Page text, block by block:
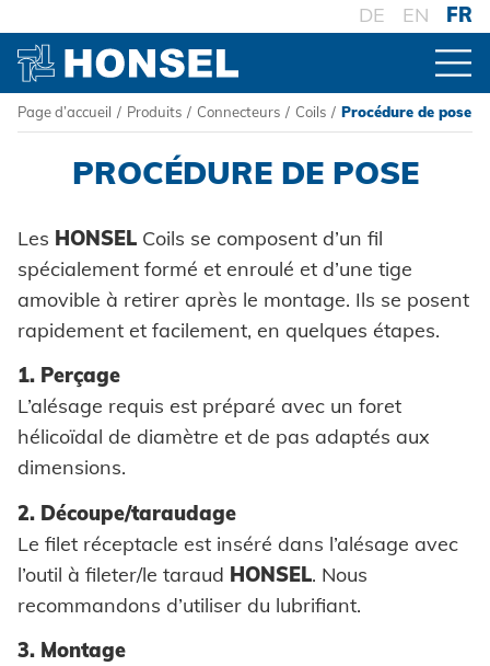
DE EN FR
PRODUITS
CONNECTEURS
Rivets aveugles
Goujons a sertir en aveugle
Pièces auto-sertissables
Pièces auto-perçantes
Coils
Page d’accueil / Produits / Connecteurs / Coils / Procédure de pose
PROCÉDURE DE POSE
Les HONSEL Coils se composent d’un fil
spécialement formé et enroulé et d’une tige
amovible à retirer après le montage. Ils se posent
rapidement et facilement, en quelques étapes.
1. Perçage
L’alésage requis est préparé avec un foret
hélicoïdal de diamètre et de pas adaptés aux
dimensions.
2. Découpe/taraudage
Le filet réceptacle est inséré dans l’alésage avec
l’outil à fileter/le taraud HONSEL. Nous
recommandons d’utiliser du lubrifiant.
3. Montage